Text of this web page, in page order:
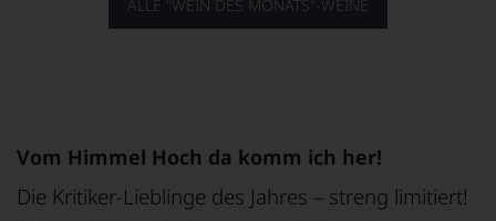
ALLE "WEIN DES MONATS"-WEINE
Vom Himmel Hoch da komm ich her!
Die Kritiker-Lieblinge des Jahres – streng limitiert!